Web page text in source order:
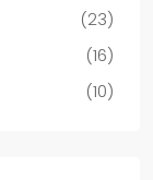
(23)
(16)
(10)